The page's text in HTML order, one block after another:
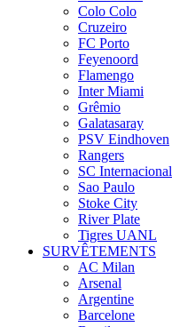
Colo Colo
Cruzeiro
FC Porto
Feyenoord
Flamengo
Inter Miami
Grêmio
Galatasaray
PSV Eindhoven
Rangers
SC Internacional
Sao Paulo
Stoke City
River Plate
Tigres UANL
SURVÊTEMENTS
AC Milan
Arsenal
Argentine
Barcelone